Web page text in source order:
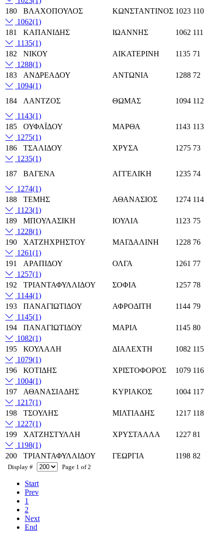
Display # Page 1 of 2
Start
Prev
1
2
Next
End
180
ΒΛΑΧΟΠΟΥΛΟΣ ΚΩΝΣΤΑΝΤΙΝΟΣ 1023 110
1062(1)
181
ΚΑΠΑΝΙΔΗΣ ΙΩΑΝΝΗΣ 1062 111
1135(1)
182
ΝΙΚΟΥ ΑΙΚΑΤΕΡΙΝΗ 1135 71
1288(1)
183
ΑΝΔΡΕΑΔΟΥ ΑΝΤΩΝΙΑ 1288 72
1094(1)
184
ΛΑΝΤΖΟΣ ΘΩΜΑΣ 1094 112
1143(1)
185
ΟΥΦΑΪΔΟΥ ΜΑΡΘΑ 1143 113
1275(1)
186
ΤΣΑΛΙΔΟΥ ΧΡΥΣΑ 1275 73
1235(1)
187
ΒΑΓΕΝΑ ΑΓΓΕΛΙΚΗ 1235 74
1274(1)
188
ΤΕΜΗΣ ΑΘΑΝΑΣΙΟΣ 1274 114
1123(1)
189
ΜΠΟΥΛΑΣΙΚΗ ΙΟΥΛΙΑ 1123 75
1228(1)
190
ΧΑΤΖΗΧΡΗΣΤΟΥ ΜΑΓΔΑΛΙΝΗ 1228 76
1261(1)
191
ΑΡΑΠΙΔΟΥ ΟΛΓΑ 1261 77
1257(1)
192
ΤΡΙΑΝΤΑΦΥΛΛΙΔΟΥ ΣΟΦΙΑ 1257 78
1144(1)
193
ΠΑΝΑΓΙΩΤΙΔΟΥ ΑΦΡΟΔΙΤΗ 1144 79
1145(1)
194
ΠΑΝΑΓΙΩΤΙΔΟΥ ΜΑΡΙΑ 1145 80
1082(1)
195
ΚΟΥΛΑΛΗ ΔΙΑΛΕΧΤΗ 1082 115
1079(1)
196
ΚΟΤΙΔΗΣ ΧΡΙΣΤΟΦΟΡΟΣ 1079 116
1004(1)
197
ΑΘΑΝΑΣΙΑΔΗΣ ΚΥΡΙΑΚΟΣ 1004 117
1217(1)
198
ΤΣΟΥΛΗΣ ΜΙΛΤΙΑΔΗΣ 1217 118
1227(1)
199
ΧΑΤΖΗΣΤΥΛΛΗ ΧΡΥΣΤΑΛΛΑ 1227 81
1198(1)
200
ΤΡΙΑΝΤΑΦΥΛΛΙΔΟΥ ΓΕΩΡΓΙΑ 1198 82